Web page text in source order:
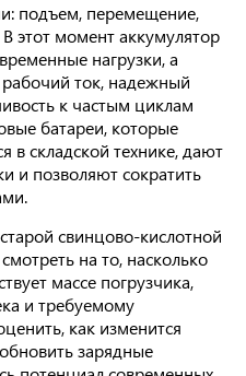
подъем, перемещение,
этот момент аккумулятор
нагрузки, а
ток, надежный
к частым циклам
батареи, которые
в складской технике, дают
и позволяют сократить
свинцово-кислотной
на то, насколько
массе погрузчика,
и требуемому
как изменится
зарядные